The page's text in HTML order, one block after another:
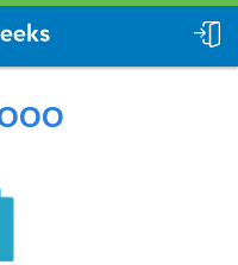
ООО